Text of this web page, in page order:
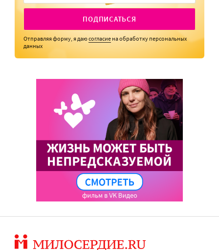
ПОДПИСАТЬСЯ
Отправляя форму, я даюсогласие на обработку персональных
данных